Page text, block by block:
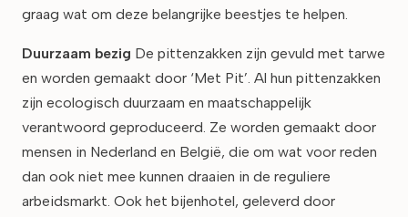
graag wat om deze belangrijke beestjes te helpen.
Duurzaam bezig De pittenzakken zijn gevuld met tarwe
en worden gemaakt door ‘Met Pit’. Al hun pittenzakken
zijn ecologisch duurzaam en maatschappelijk
verantwoord geproduceerd. Ze worden gemaakt door
mensen in Nederland en België, die om wat voor reden
dan ook niet mee kunnen draaien in de reguliere
arbeidsmarkt. Ook het bijenhotel, geleverd door